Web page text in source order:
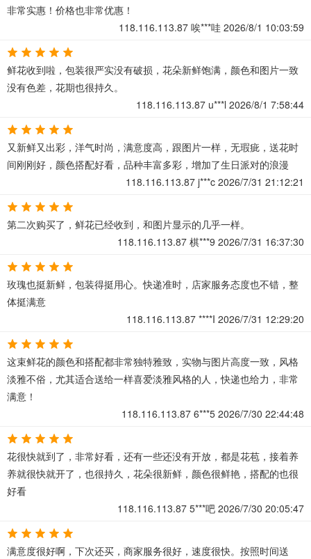
非常实惠！价格也非常优惠！
118.116.113.87 唉***哇 2026/8/1 10:03:59
鲜花收到啦，包装很严实没有破损，花朵新鲜饱满，颜色和图片一致
没有色差，花期也很持久。
118.116.113.87 u***l 2026/8/1 7:58:44
又新鲜又出彩，洋气时尚，满意度高，跟图片一样，无瑕疵，送花时
间刚刚好，颜色搭配好看，品种丰富多彩，增加了生日派对的浪漫
118.116.113.87 j***c 2026/7/31 21:12:21
第二次购买了，鲜花已经收到，和图片显示的几乎一样。
118.116.113.87 棋***9 2026/7/31 16:37:30
玫瑰也挺新鲜，包装得挺用心。快递准时，店家服务态度也不错，整
体挺满意
118.116.113.87 ****I 2026/7/31 12:29:20
这束鲜花的颜色和搭配都非常独特雅致，实物与图片高度一致，风格
淡雅不俗，尤其适合送给一样喜爱淡雅风格的人，快递也给力，非常
满意！
118.116.113.87 6***5 2026/7/30 22:44:48
花很快就到了，非常好看，还有一些还没有开放，都是花苞，接着养
养就很快就开了，也很持久，花朵很新鲜，颜色很鲜艳，搭配的也很
好看
118.116.113.87 5***吧 2026/7/30 20:05:47
满意度很好啊，下次还买，商家服务很好，速度很快。按照时间送